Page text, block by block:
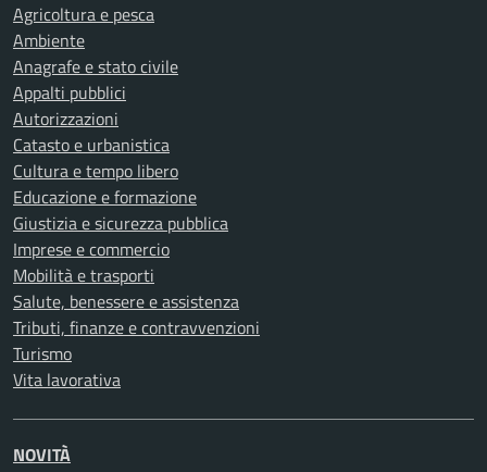
Agricoltura e pesca
Ambiente
Anagrafe e stato civile
Appalti pubblici
Autorizzazioni
Catasto e urbanistica
Cultura e tempo libero
Educazione e formazione
Giustizia e sicurezza pubblica
Imprese e commercio
Mobilità e trasporti
Salute, benessere e assistenza
Tributi, finanze e contravvenzioni
Turismo
Vita lavorativa
NOVITÀ